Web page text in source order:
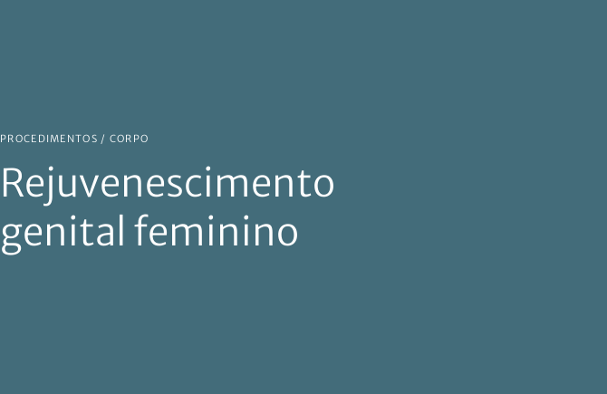
PROCEDIMENTOS / CORPO
Rejuvenescimento
genital feminino